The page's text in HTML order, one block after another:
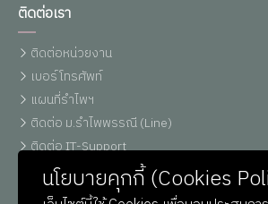
ติดต่อเรา
ติดต่อหน่วยงาน
เบอร์โทรศัพท์
แผนที่รำไพฯ
ติดต่อ ม.รำไพพรรณี (Line)
ติดต่อ IT-Support
หน่วยประชาสัมพันธ์
นโยบายคุกกี้ (Cookies